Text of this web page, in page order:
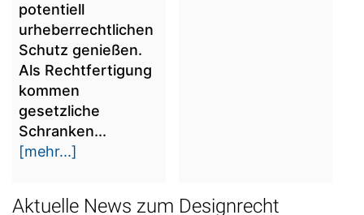
potentiell
urheberrechtlichen
Schutz genießen.
Als Rechtfertigung
kommen
gesetzliche
Schranken...
[mehr...]
Aktuelle News zum Designrecht